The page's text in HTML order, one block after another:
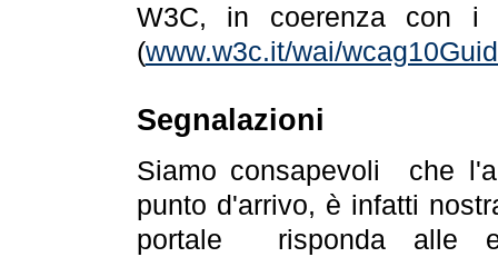
W3C, in coerenza con i
(www.w3c.it/wai/
Segnalazioni
Siamo consapevoli che
punto d'arrivo, è infatti
portale risponda alle